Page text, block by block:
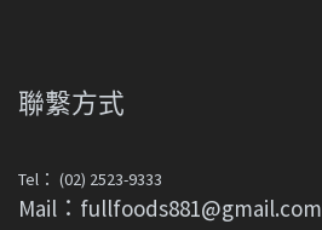
聯繫方式
Tel： (02) 2523-9333
Mail：fullfoods881@gmail.com